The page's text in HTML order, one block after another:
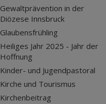
Gewaltprävention in der
Diözese Innsbruck
Glaubensfrühling
Heiliges Jahr 2025 - Jahr der
Hoffnung
Kinder- und Jugendpastoral
Kirche und Tourismus
Kirchenbeitrag